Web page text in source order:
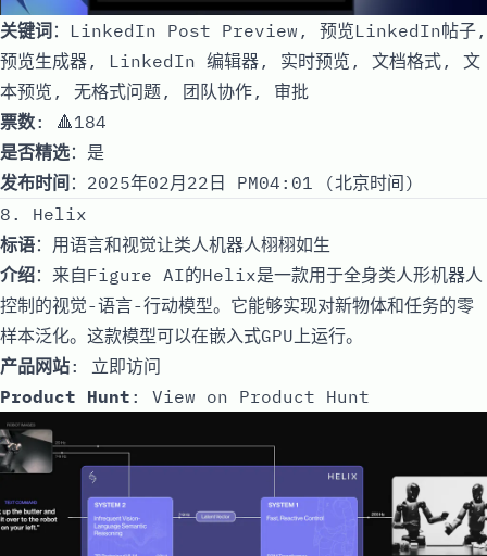
关键词：LinkedIn Post Preview, 预览LinkedIn帖子,
预览生成器, LinkedIn 编辑器, 实时预览, 文档格式, 文
本预览, 无格式问题, 团队协作, 审批
票数: 🔺184
是否精选：是
发布时间 ：2025年02月22日 PM04:01 (北京时间)
8. Helix
标语：用语言和视觉让类人机器人栩栩如生
介绍：来自Figure AI的Helix是一款用于全身类人形机器人
控制的视觉-语言-行动模型。它能够实现对新物体和任务的零
样本泛化。这款模型可以在嵌入式GPU上运行。
产品网站: 立即访问
Product Hunt : View on Product Hunt